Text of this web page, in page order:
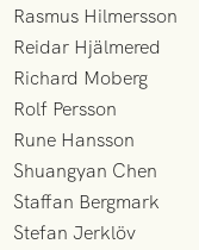
Rasmus Hilmersson
Reidar Hjälmered
Richard Moberg
Rolf Persson
Rune Hansson
Shuangyan Chen
Staffan Bergmark
Stefan Jerklöv